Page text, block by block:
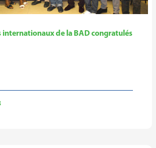
internationaux de la BAD congratulés